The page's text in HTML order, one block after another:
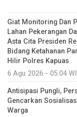
Giat Monitoring Dan
Lahan Pekerangan
Asta Cita Presiden
Bidang Ketahanan
Hilir Polres Kapuas
6 Agu 2026 - 05:04
Antisipasi Pungli,
Gencarkan
Warga